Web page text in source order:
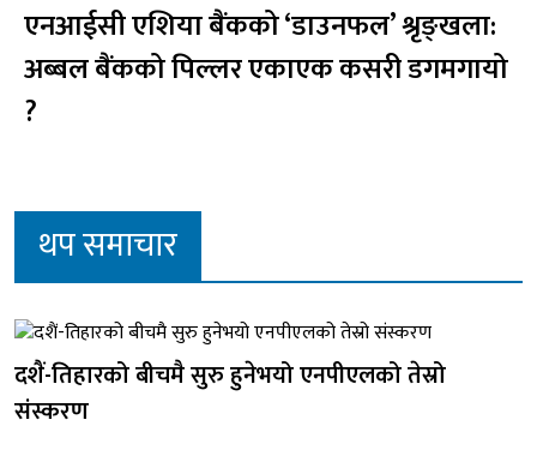
एनआईसी एशिया बैंकको ‘डाउनफल’ श्रृङ्खला:
अब्बल बैंकको पिल्लर एकाएक कसरी डगमगायो
?
थप समाचार
दशैं-तिहारको बीचमै सुरु हुनेभयो एनपीएलको तेस्रो
संस्करण